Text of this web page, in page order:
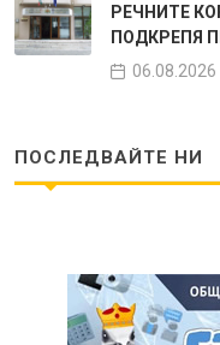
РЕЧНИТЕ
ПОДКРЕПЯ
06.08.2026
ПОСЛЕДВАЙТЕ НИ